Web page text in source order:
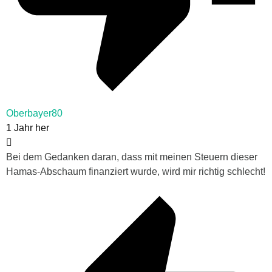
Oberbayer80
1 Jahr her
Bei dem Gedanken daran, dass mit meinen Steuern dieser
Hamas-Abschaum finanziert wurde, wird mir richtig schlecht!